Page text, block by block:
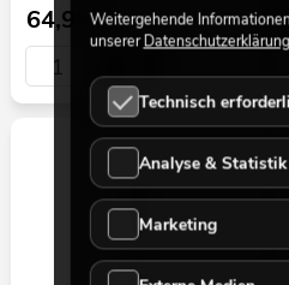
64,90€
Weitergehende
unsererDatenschutzerklärung
Technisch
Analyse & Statistik
Marketing